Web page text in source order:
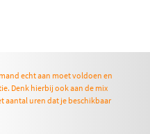
echt aan moet voldoen en
Denk hierbij ook aan de mix
aantal uren dat je beschikbaar